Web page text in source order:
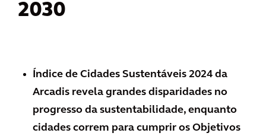
2030
Índice de Cidades Sustentáveis 2024 da
Arcadis revela grandes disparidades no
progresso da sustentabilidade, enquanto
cidades correm para cumprir os Objetivos